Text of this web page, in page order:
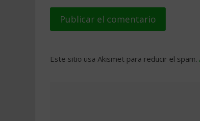
Este sitio usa Akismet para reducir el spam.